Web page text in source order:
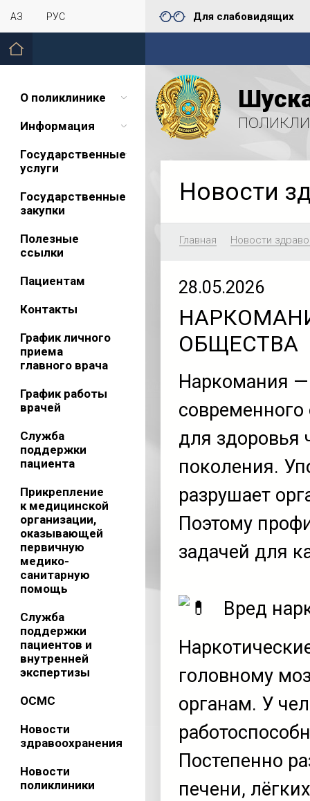
ҚАЗ РУС Для слабовидящих
О поликлинике
Информация
Государственные
услуги
Государственные
закупки
Полезные
ссылки
Пациентам
Контакты
График личного
приема
главного врача
График работы
врачей
Служба
поддержки
пациента
Прикрепление
к медицинской
организации,
оказывающей
первичную
медико-
санитарную
помощь
Служба
поддержки
пациентов и
внутренней
экспертизы
ОСМС
Новости
здравоохранения
Новости
поликлиники
Новости
Главная Новости
28.05.2026
ОБЩЕСТВА
Наркомания
для здоровья
поколения.
разрушает
Поэтому
задачей для
Вред
головному
органам. У
Постепенно
печени,